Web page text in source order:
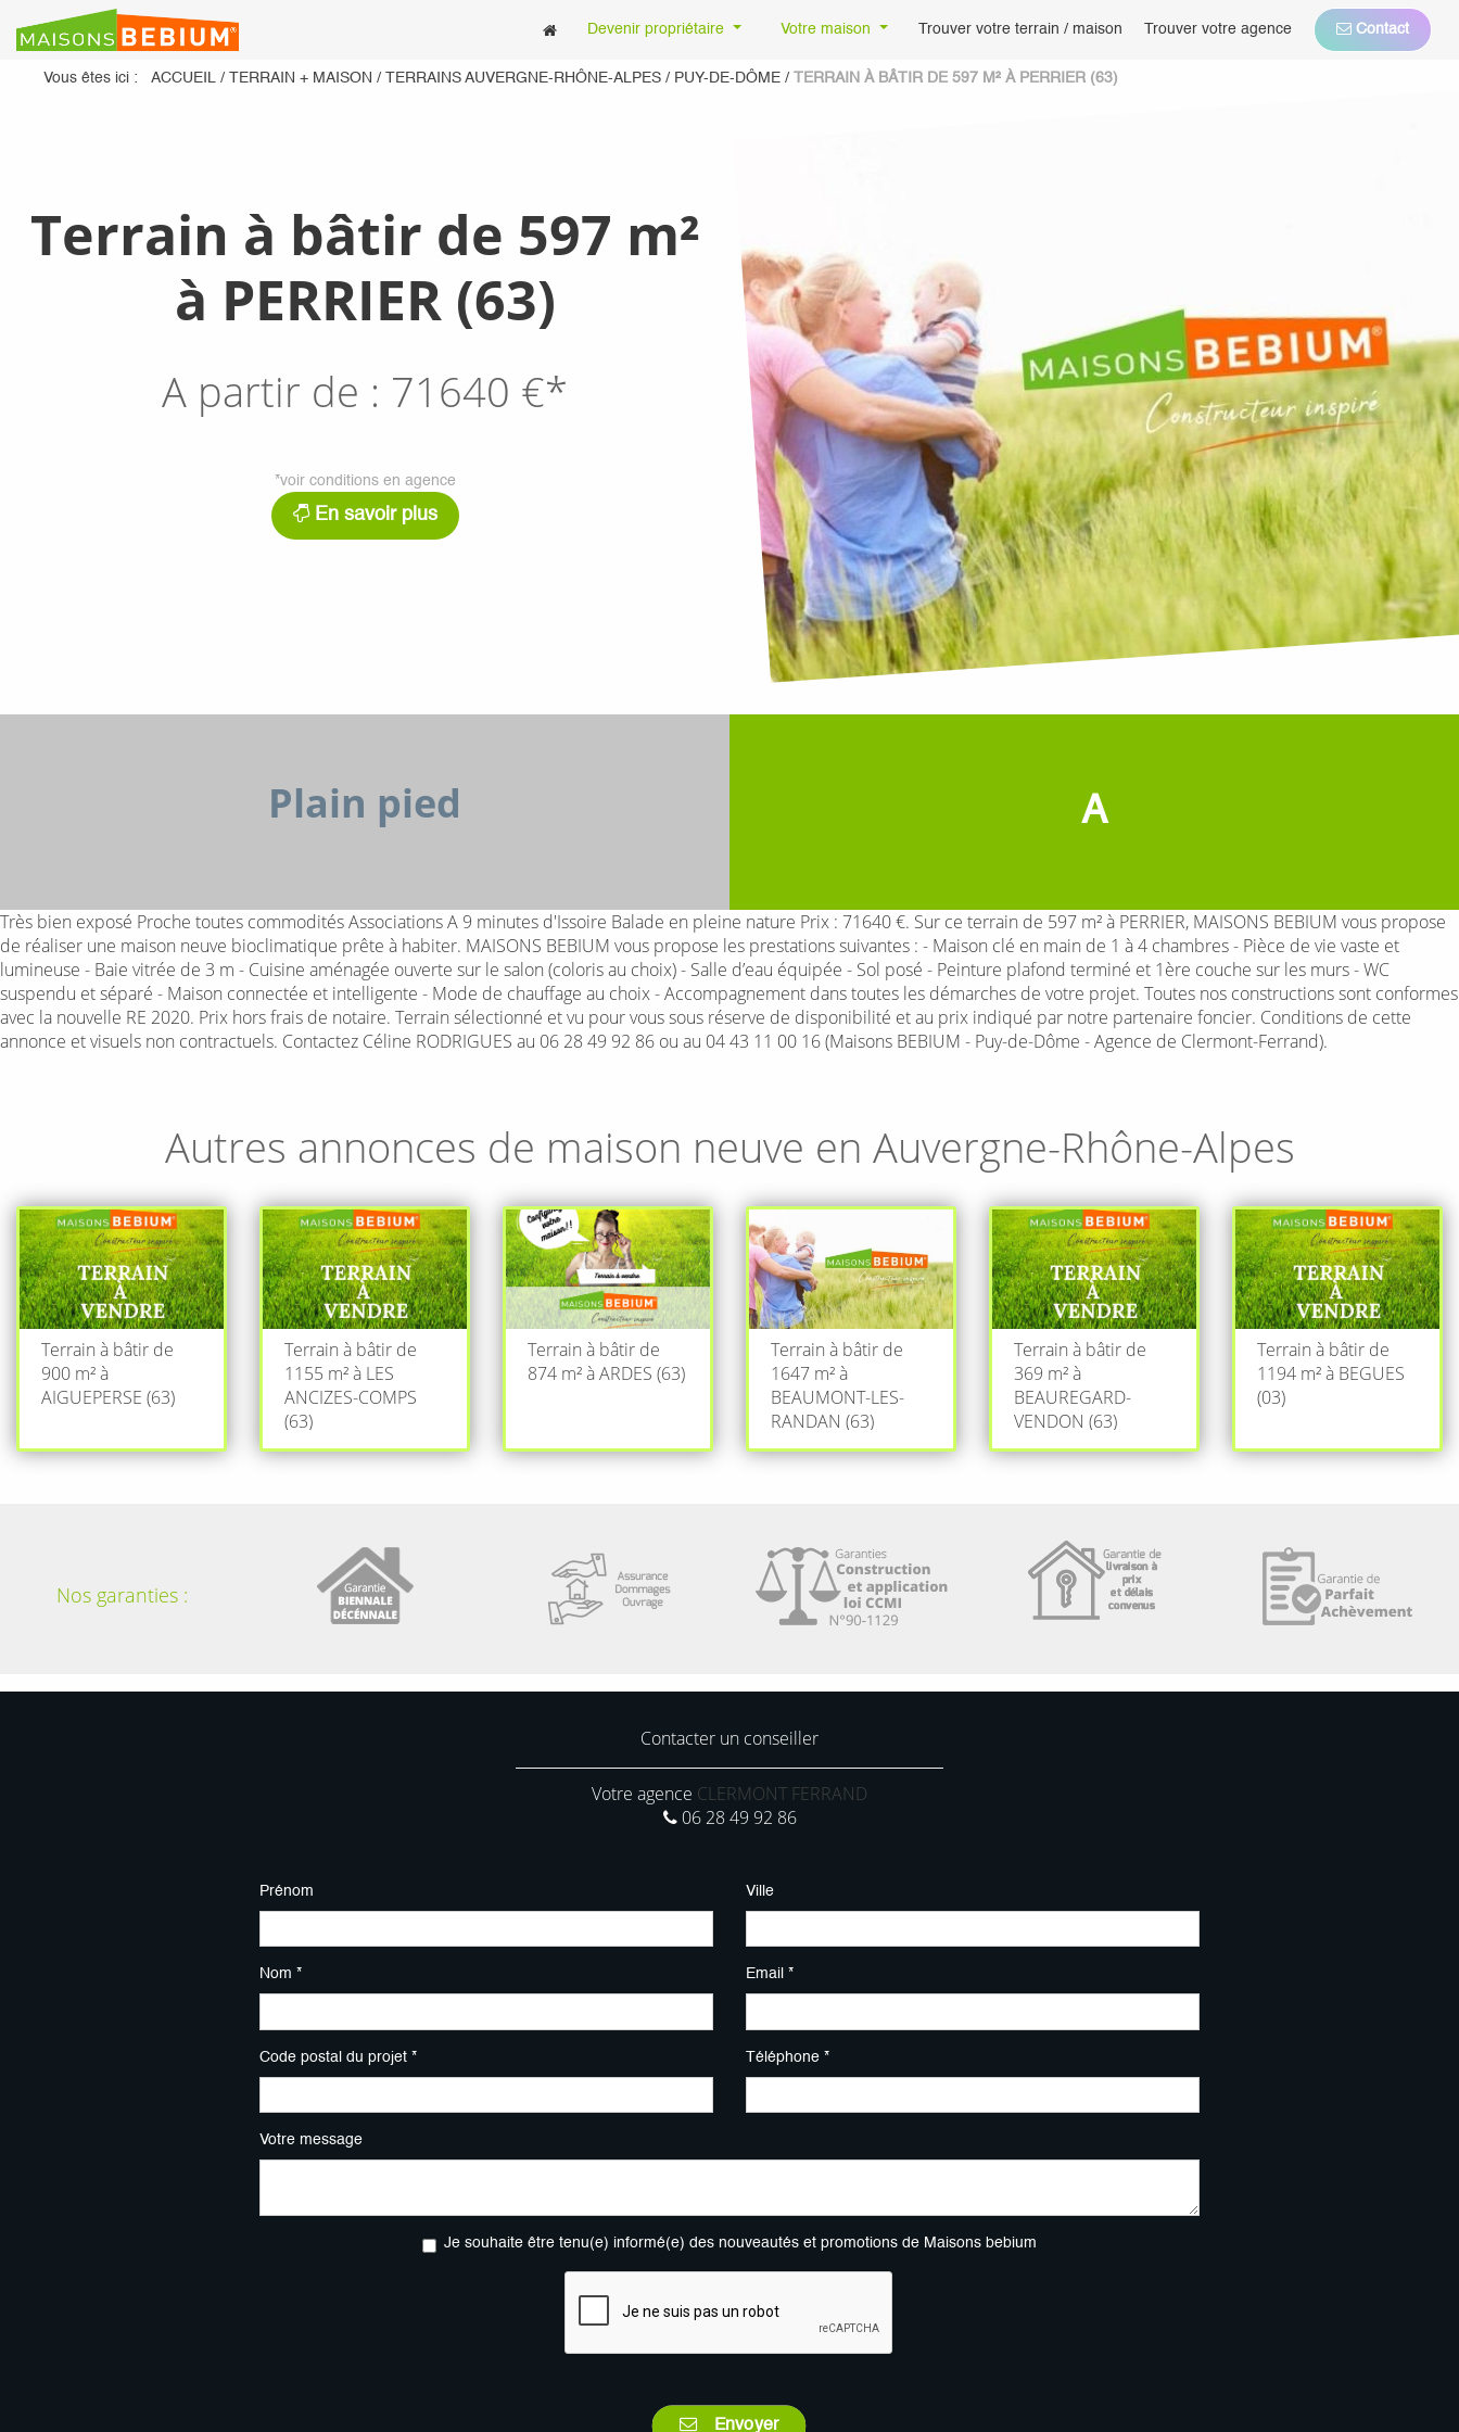
Devenir propriétaire Votre maison Trouver votre terrain / maison Trouver votre agence Contact
Vous êtes ici : ACCUEIL / TERRAIN + MAISON / TERRAINS AUVERGNE-RHÔNE-ALPES / PUY-DE-DÔME / TERRAIN À BÂTIR DE 597 M² À PERRIER (63)
Terrain à bâtir de 597 m²
à PERRIER (63)
A partir de : 71640 €*
*voir conditions en agence
En savoir plus
Plain pied A
Très bien exposé Proche toutes commodités Associations A 9 minutes d'Issoire Balade en pleine nature Prix : 71640 €. Sur ce terrain de 597 m² à PERRIER, MAISONS BEBIUM vous propose
de réaliser une maison neuve bioclimatique prête à habiter. MAISONS BEBIUM vous propose les prestations suivantes : - Maison clé en main de 1 à 4 chambres - Pièce de vie vaste et
lumineuse - Baie vitrée de 3 m - Cuisine aménagée ouverte sur le salon (coloris au choix) - Salle d’eau équipée - Sol posé - Peinture plafond terminé et 1ère couche sur les murs - WC
suspendu et séparé - Maison connectée et intelligente - Mode de chauffage au choix - Accompagnement dans toutes les démarches de votre projet. Toutes nos constructions sont conformes
avec la nouvelle RE 2020. Prix hors frais de notaire. Terrain sélectionné et vu pour vous sous réserve de disponibilité et au prix indiqué par notre partenaire foncier. Conditions de cette
annonce et visuels non contractuels. Contactez Céline RODRIGUES au 06 28 49 92 86 ou au 04 43 11 00 16 (Maisons BEBIUM - Puy-de-Dôme - Agence de Clermont-Ferrand).
Autres annonces de maison neuve en Auvergne-Rhône-Alpes
Terrain à bâtir de
900 m² à
AIGUEPERSE (63)
Terrain à bâtir de
1155 m² à LES
ANCIZES-COMPS
(63)
Terrain à bâtir de
874 m² à ARDES (63)
Terrain à bâtir de
1647 m² à
BEAUMONT-LES-
RANDAN (63)
Terrain à bâtir de
369 m² à
BEAUREGARD-
VENDON (63)
Terrain à bâtir de
1194 m² à BEGUES
(03)
Nos garanties :
Contacter un conseiller
Votre agence CLERMONT FERRAND
06 28 49 92 86
Prénom Ville
Nom * Email *
Code postal du projet * Téléphone *
Votre message
Je souhaite être tenu(e) informé(e) des nouveautés et promotions de Maisons bebium
Envoyer